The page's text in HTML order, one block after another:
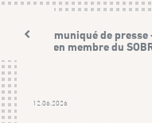
Communiqué de
ancien membre du
12.06.2026